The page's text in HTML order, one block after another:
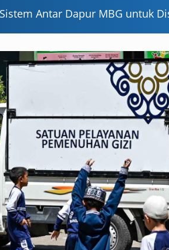
Sistem Antar Dapur MBG untuk